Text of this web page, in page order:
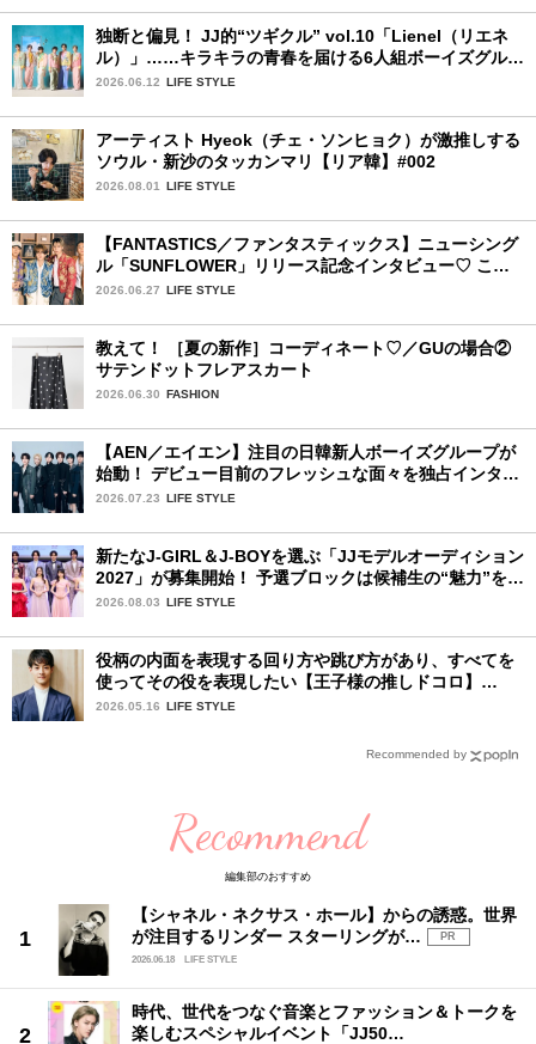
独断と偏見！ JJ的“ツギクル” vol.10「Lienel（リエネ
ル）」……キラキラの青春を届ける6人組ボーイズグルー
プ
2026.06.12 LIFE STYLE
アーティスト Hyeok（チェ・ソンヒョク）が激推しする
ソウル・新沙のタッカンマリ【リア韓】#002
2026.08.01 LIFE STYLE
【FANTASTICS／ファンタスティックス】ニューシング
ル「SUNFLOWER」リリース記念インタビュー♡ この
夏楽しみにしていることは？
2026.06.27 LIFE STYLE
教えて！ ［夏の新作］コーディネート♡／GUの場合②
サテンドットフレアスカート
2026.06.30 FASHION
【AEN／エイエン】注目の日韓新人ボーイズグループが
始動！ デビュー目前のフレッシュな面々を独占インタビ
ュー。7人の魅力に迫ります♪
2026.07.23 LIFE STYLE
新たなJ-GIRL＆J-BOYを選ぶ「JJモデルオーディション
2027」が募集開始！ 予選ブロックは候補生の“魅力”を重
視した「新システム」に変わります
2026.08.03 LIFE STYLE
役柄の内面を表現する回り方や跳び方があり、すべてを
使ってその役を表現したい【王子様の推しドコロ】
vol.31 大塚 卓さん
2026.05.16 LIFE STYLE
Recommended by
Recommend
編集部のおすすめ
【シャネル・ネクサス・ホール】からの誘惑。世界
が注目するリンダー スターリングが…
PR
2026.06.18
LIFE STYLE
時代、世代をつなぐ音楽とファッション＆トークを
楽しむスペシャルイベント「JJ50…